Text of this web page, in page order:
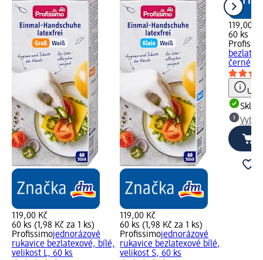
119,00 Kč
60 ks (1,98 Kč za 1 ks)
Profissimojednorázové
rukavice bezlatexové, bílé,
velikost L, 60 ks
119,00 Kč
60 ks (1,98 Kč za 1 ks)
Profissimojednorázové
rukavice bezlatexové bílé,
velikost S, 60 ks
119,00
60 ks
černé,